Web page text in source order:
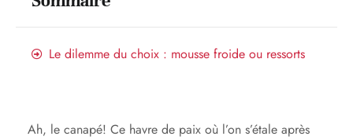
Ah, le canapé! Ce havre de paix où l’on s’étale après
Le dilemme du choix : mousse froide ou ressorts